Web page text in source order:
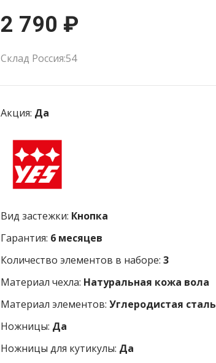
2 790 ₽
Склад Россия:54
Акция: Да
Вид застежки: Кнопка
Гарантия: 6 месяцев
Количество элементов в наборе: 3
Материал чехла: Натуральная кожа вола
Материал элементов: Углеродистая сталь
Ножницы: Да
Ножницы для кутикулы: Да